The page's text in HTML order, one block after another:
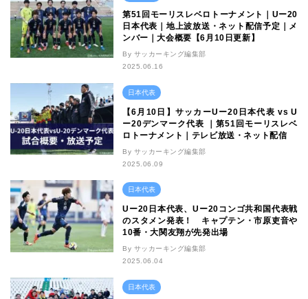
第51回モーリスレベロトーナメント｜Uー20
日本代表｜地上波放送・ネット配信予定｜メ
ンバー｜大会概要【6月10日更新】
By サッカーキング編集部
2025.06.16
日本代表
【6月10日】サッカーUー20日本代表 vs U
ー20デンマーク代表 ｜第51回モーリスレベ
ロトーナメント｜テレビ放送・ネット配信
By サッカーキング編集部
2025.06.09
日本代表
Uー20日本代表、Uー20コンゴ共和国代表戦
のスタメン発表！ キャプテン・市原吏音や
10番・大関友翔が先発出場
By サッカーキング編集部
2025.06.04
日本代表